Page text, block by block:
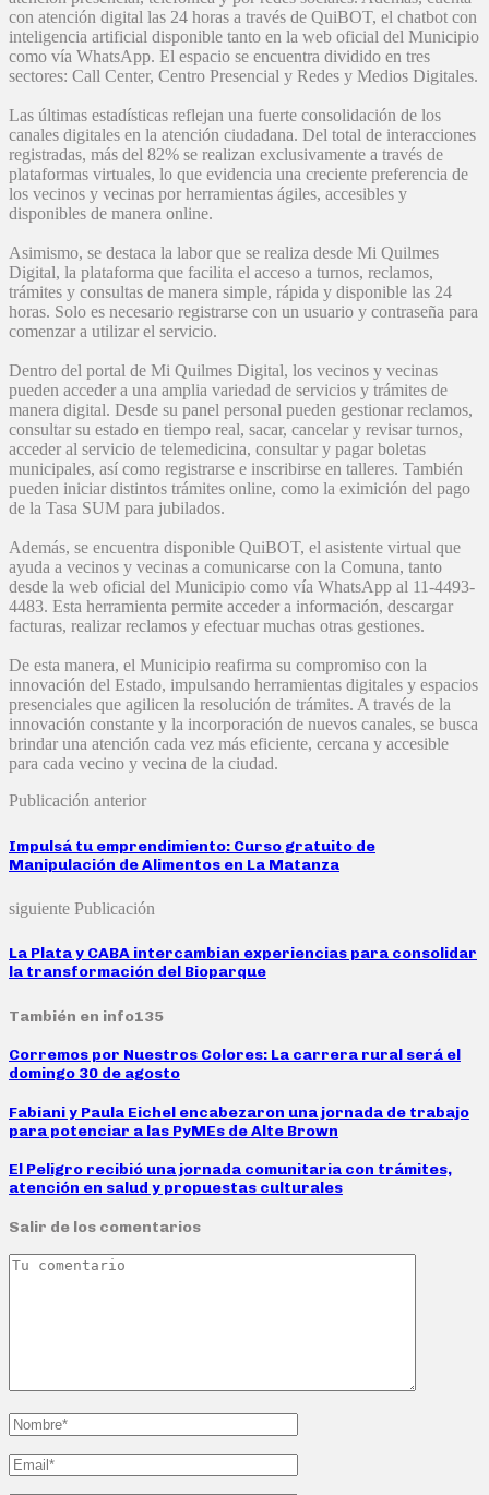
con atención digital las 24 horas a través de QuiBOT, el chatbot con
inteligencia artificial disponible tanto en la web oficial del Municipio
como vía WhatsApp. El espacio se encuentra dividido en tres
sectores: Call Center, Centro Presencial y Redes y Medios Digitales.
Las últimas estadísticas reflejan una fuerte consolidación de los
canales digitales en la atención ciudadana. Del total de interacciones
registradas, más del 82% se realizan exclusivamente a través de
plataformas virtuales, lo que evidencia una creciente preferencia de
los vecinos y vecinas por herramientas ágiles, accesibles y
disponibles de manera online.
Asimismo, se destaca la labor que se realiza desde Mi Quilmes
Digital, la plataforma que facilita el acceso a turnos, reclamos,
trámites y consultas de manera simple, rápida y disponible las 24
horas. Solo es necesario registrarse con un usuario y contraseña para
comenzar a utilizar el servicio.
Dentro del portal de Mi Quilmes Digital, los vecinos y vecinas
pueden acceder a una amplia variedad de servicios y trámites de
manera digital. Desde su panel personal pueden gestionar reclamos,
consultar su estado en tiempo real, sacar, cancelar y revisar turnos,
acceder al servicio de telemedicina, consultar y pagar boletas
municipales, así como registrarse e inscribirse en talleres. También
pueden iniciar distintos trámites online, como la eximición del pago
de la Tasa SUM para jubilados.
Además, se encuentra disponible QuiBOT, el asistente virtual que
ayuda a vecinos y vecinas a comunicarse con la Comuna, tanto
desde la web oficial del Municipio como vía WhatsApp al 11-4493-
4483. Esta herramienta permite acceder a información, descargar
facturas, realizar reclamos y efectuar muchas otras gestiones.
De esta manera, el Municipio reafirma su compromiso con la
innovación del Estado, impulsando herramientas digitales y espacios
presenciales que agilicen la resolución de trámites. A través de la
innovación constante y la incorporación de nuevos canales, se busca
brindar una atención cada vez más eficiente, cercana y accesible
para cada vecino y vecina de la ciudad.
Publicación anterior
Impulsá tu emprendimiento: Curso gratuito de
Manipulación de Alimentos en La Matanza
siguiente Publicación
La Plata y CABA intercambian experiencias para consolidar
la transformación del Bioparque
También en info135
Corremos por Nuestros Colores: La carrera rural será el
domingo 30 de agosto
Fabiani y Paula Eichel encabezaron una jornada de trabajo
para potenciar a las PyMEs de Alte Brown
El Peligro recibió una jornada comunitaria con trámites,
atención en salud y propuestas culturales
Salir de los comentarios